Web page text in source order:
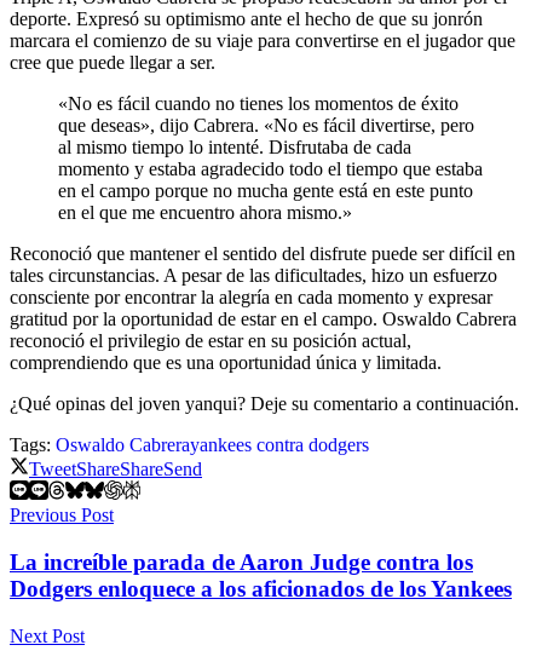
deporte. Expresó su optimismo ante el hecho de que su jonrón
marcara el comienzo de su viaje para convertirse en el jugador que
cree que puede llegar a ser.
«No es fácil cuando no tienes los momentos de éxito
que deseas», dijo Cabrera. «No es fácil divertirse, pero
al mismo tiempo lo intenté. Disfrutaba de cada
momento y estaba agradecido todo el tiempo que estaba
en el campo porque no mucha gente está en este punto
en el que me encuentro ahora mismo.»
Reconoció que mantener el sentido del disfrute puede ser difícil en
tales circunstancias. A pesar de las dificultades, hizo un esfuerzo
consciente por encontrar la alegría en cada momento y expresar
gratitud por la oportunidad de estar en el campo. Oswaldo Cabrera
reconoció el privilegio de estar en su posición actual,
comprendiendo que es una oportunidad única y limitada.
¿Qué opinas del joven yanqui? Deje su comentario a continuación.
Tags: Oswaldo Cabrerayankees contra dodgers
TweetShareShareSend
Previous Post
La increíble parada de Aaron Judge contra los
Dodgers enloquece a los aficionados de los Yankees
Next Post